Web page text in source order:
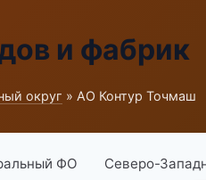
и фабрик
округ » АО Контур Точмаш
ФО Северо-